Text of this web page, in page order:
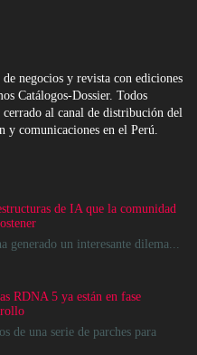
negocios y revista con ediciones
Catálogos-Dossier. Todos
al canal de distribución del
y comunicaciones en el Perú.
de IA que la comunidad
generado un interesante dilema...
RDNA 5 ya están en fase
de una serie de parches para